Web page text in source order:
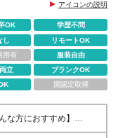
アイコンの説明
OK
学歴不問
し
リモートOK
用有
服装自由
立
ブランクOK
国認定取得
てみたい」と思える人